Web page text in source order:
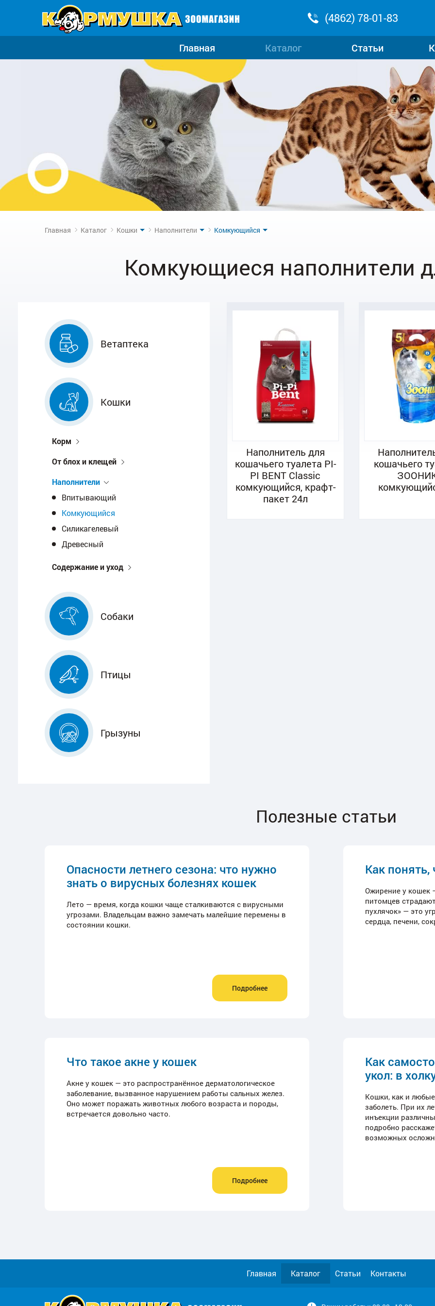
(4862) 78-01-83
Главная Каталог Статьи
Главная Каталог Кошки Наполнители Комкующийся
Комкующиеся наполнители
Ветаптека
Кошки
Корм
От блох и клещей
Наполнители
Впитывающий
Комкующийся
Силикагелевый
Древесный
Содержание и уход
Собаки
Птицы
Грызуны
Наполнитель для
кошачьего туалета PI-
PI BENT Classic
комкующийся, крафт-
пакет 24л
кошачьего
Полезные статьи
Опасности летнего сезона: что нужно
знать о вирусных болезнях кошек
Лето — время, когда кошки чаще сталкиваются с вирусными
угрозами. Владельцам важно замечать малейшие перемены в
состоянии кошки.
Подробнее
Как
Ожирение у кошек
питомцев
пухлячок» — это
сердца, печени,
Что такое акне у кошек
Акне у кошек — это распространённое дерматологическое
заболевание, вызванное нарушением работы сальных желез.
Оно может поражать животных любого возраста и породы,
встречается довольно часто.
Подробнее
Как
укол: в
Кошки, как и
заболеть. При их
инъекции
подробно
возможных
Главная Каталог Статьи Контакты